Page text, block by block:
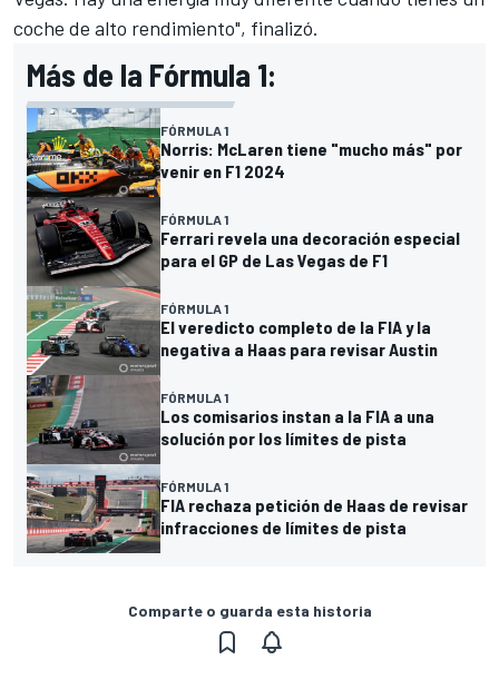
coche de alto rendimiento", finalizó.
Más de la Fórmula 1:
FÓRMULA 1
Norris: McLaren tiene "mucho más" por
venir en F1 2024
FÓRMULA 1
Ferrari revela una decoración especial
para el GP de Las Vegas de F1
FÓRMULA 1
El veredicto completo de la FIA y la
negativa a Haas para revisar Austin
FÓRMULA 1
Los comisarios instan a la FIA a una
solución por los límites de pista
FÓRMULA 1
FIA rechaza petición de Haas de revisar
infracciones de límites de pista
Comparte o guarda esta historia